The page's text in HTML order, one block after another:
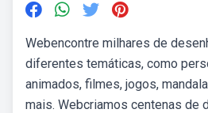
Webencontre milhares de
diferentes temáticas, como
animados, filmes, jogos,
mais. Webcriamos centenas de